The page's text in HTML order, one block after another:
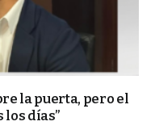
la puerta, pero el
días”